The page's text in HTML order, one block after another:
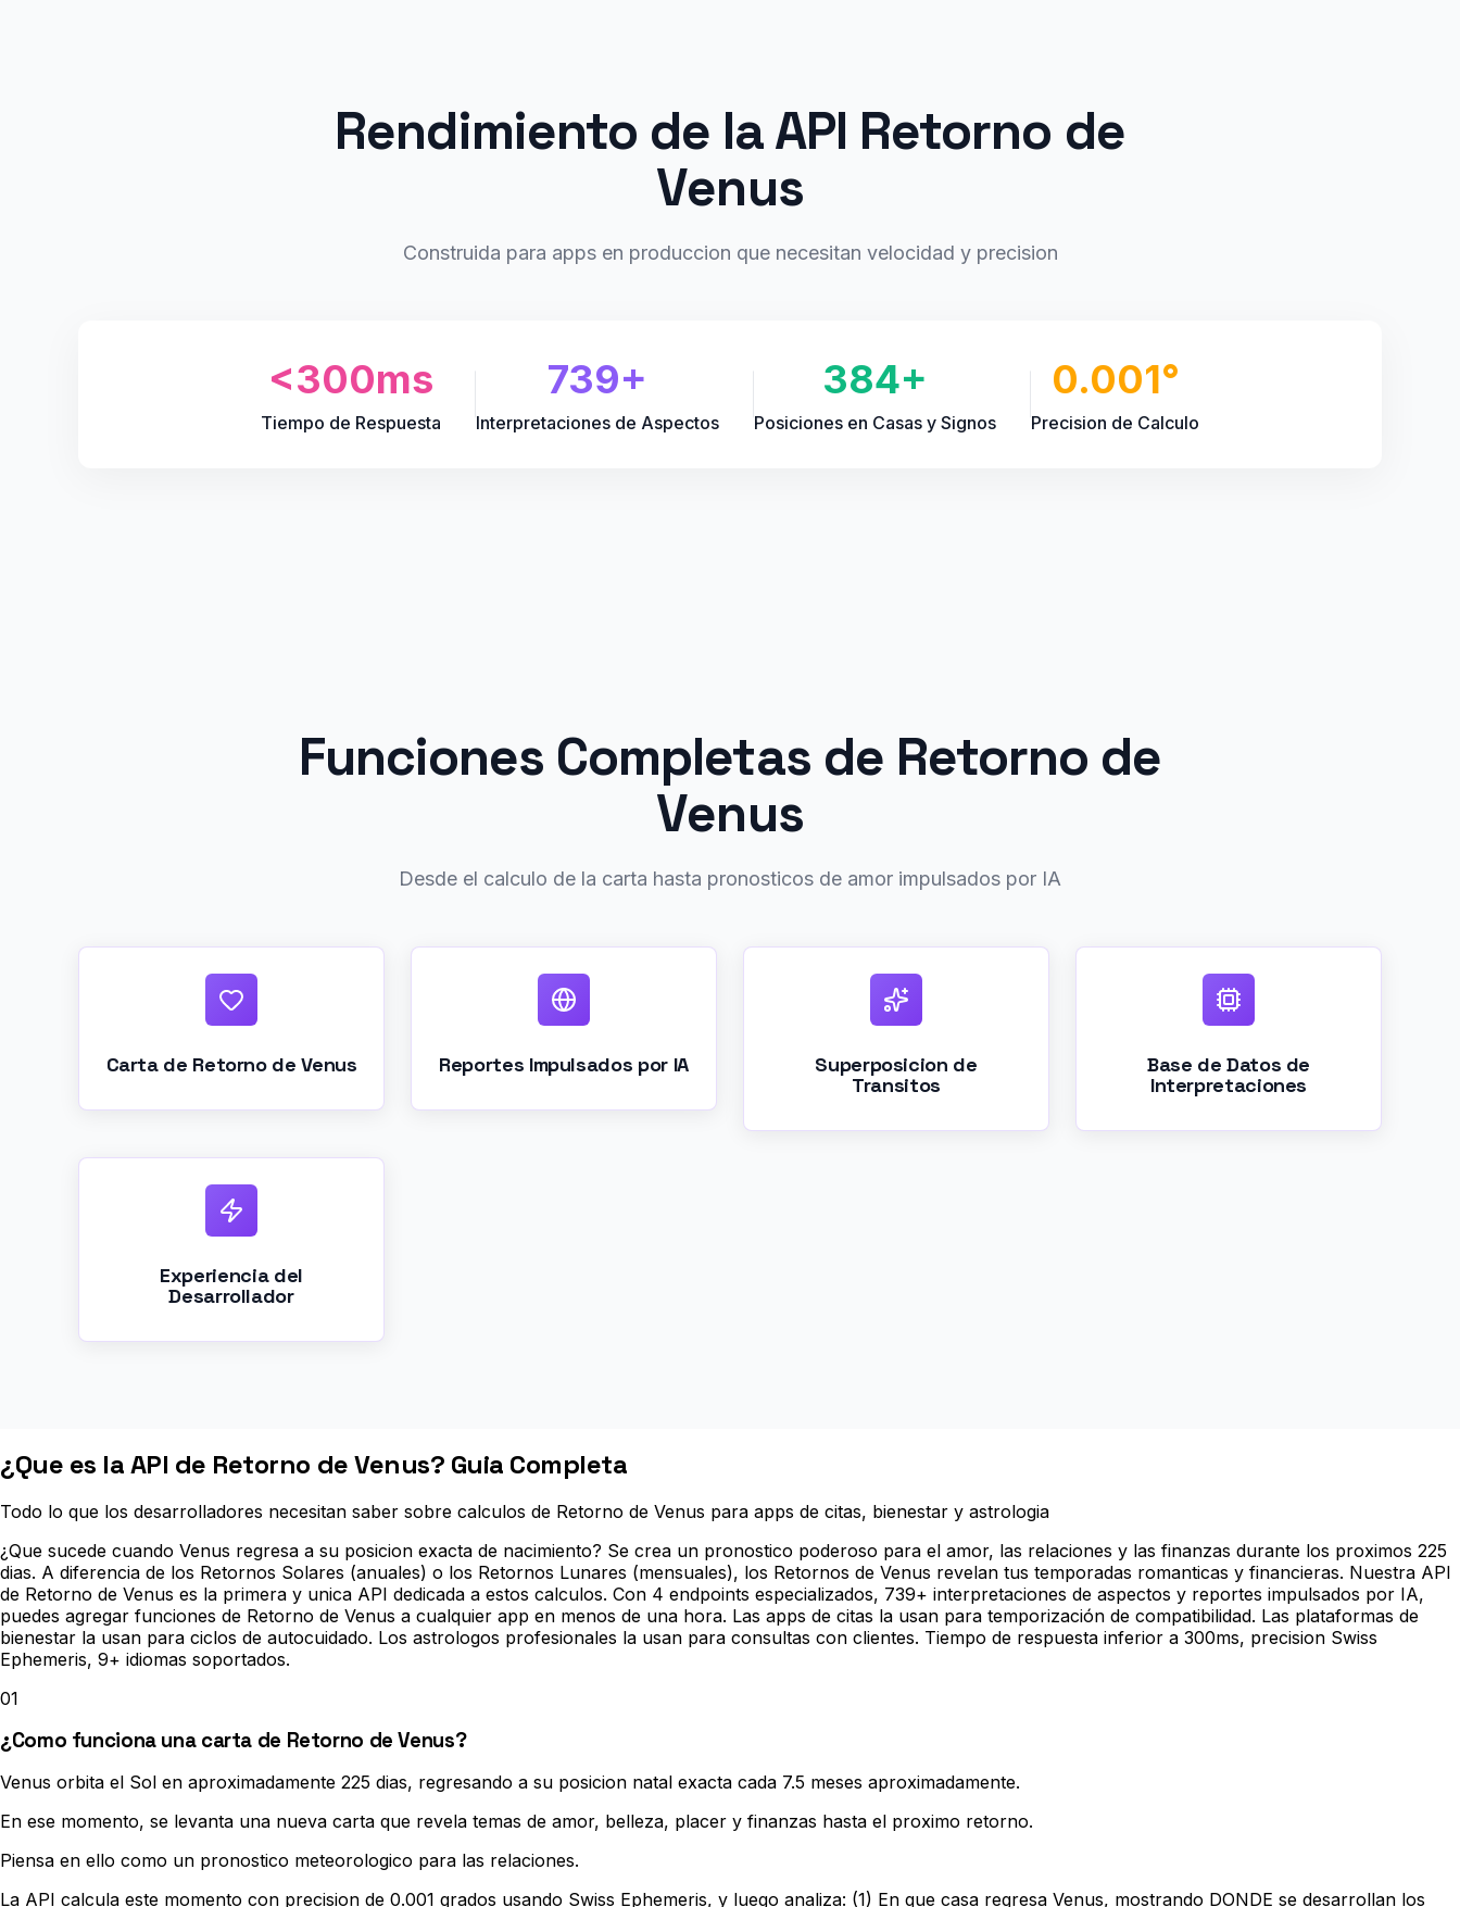
Rendimiento de la API Retorno de
Venus
Construida para apps en produccion que necesitan velocidad y precision
<300ms
Tiempo de Respuesta
739+
Interpretaciones de Aspectos
384+
Posiciones en Casas y Signos
0.001°
Precision de Calculo
Funciones Completas de Retorno de
Venus
Desde el calculo de la carta hasta pronosticos de amor impulsados por IA
Carta de Retorno de Venus Reportes Impulsados por IA
Superposicion de
Transitos
Base de Datos de
Interpretaciones
Experiencia del
Desarrollador
¿Que es la API de Retorno de Venus? Guia Completa
Todo lo que los desarrolladores necesitan saber sobre calculos de Retorno de Venus para apps de citas, bienestar y astrologia
¿Que sucede cuando Venus regresa a su posicion exacta de nacimiento? Se crea un pronostico poderoso para el amor, las relaciones y las finanzas durante los proximos 225
dias. A diferencia de los Retornos Solares (anuales) o los Retornos Lunares (mensuales), los Retornos de Venus revelan tus temporadas romanticas y financieras. Nuestra API
de Retorno de Venus es la primera y unica API dedicada a estos calculos. Con 4 endpoints especializados, 739+ interpretaciones de aspectos y reportes impulsados por IA,
puedes agregar funciones de Retorno de Venus a cualquier app en menos de una hora. Las apps de citas la usan para temporización de compatibilidad. Las plataformas de
bienestar la usan para ciclos de autocuidado. Los astrologos profesionales la usan para consultas con clientes. Tiempo de respuesta inferior a 300ms, precision Swiss
Ephemeris, 9+ idiomas soportados.
01
¿Como funciona una carta de Retorno de Venus?
Venus orbita el Sol en aproximadamente 225 dias, regresando a su posicion natal exacta cada 7.5 meses aproximadamente.
En ese momento, se levanta una nueva carta que revela temas de amor, belleza, placer y finanzas hasta el proximo retorno.
Piensa en ello como un pronostico meteorologico para las relaciones.
La API calcula este momento con precision de 0.001 grados usando Swiss Ephemeris, y luego analiza: (1) En que casa regresa Venus, mostrando DONDE se desarrollan los